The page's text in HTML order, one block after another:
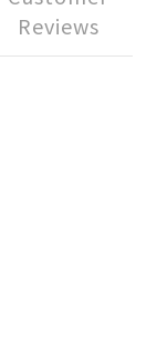
Reviews